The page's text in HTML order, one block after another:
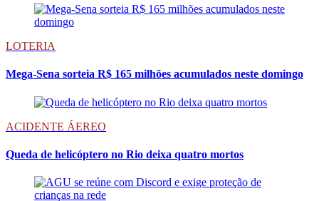
LOTERIA
Mega-Sena sorteia R$ 165 milhões acumulados neste domingo
ACIDENTE ÁEREO
Queda de helicóptero no Rio deixa quatro mortos